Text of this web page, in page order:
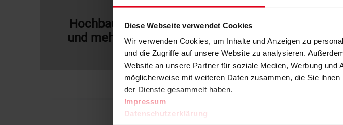
Diese Webseite verwendet Cookies
Wir verwenden Cookies, um Inhalte und Anzeigen zu
und die Zugriffe auf unsere Website zu analysieren.
Website an unsere Partner für soziale Medien, Werbung
möglicherweise mit weiteren Daten zusammen, die Sie
der Dienste gesammelt haben.
Impressum
Datenschutzerklärung
Hochbau
und mehr
BIM
Arbeitshilfen